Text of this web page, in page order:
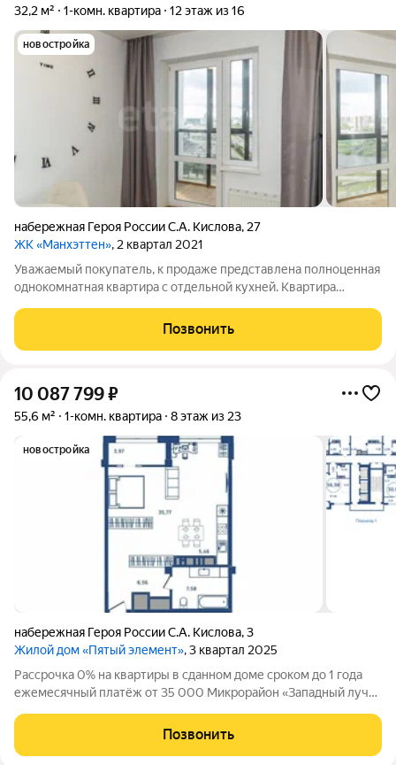
32,2 м² 1-комн. квартира 12 этаж из 16
новостройка
набережная Героя России С.А. Кислова, 27
ЖК «Манхэттен», 2 квартал 2021
Уважаемый покупатель, к продаже представлена полноценная
однокомнатная квартира с отдельной кухней. Квартира
высокого 12 этажа открывается роскошный вид на реку Миасс,
на красивую облагороженную
Позвонить
10 087 799₽
55,6 м² 1-комн. квартира 8 этаж из 23
новостройка
набережная Героя России С.А. Кислова,3
Жилой дом «Пятый элемент», 3 квартал 2025
Рассрочка 0% на квартиры в сданном доме сроком до 1 года
ежемесячный платёж от 35 000 Микрорайон «Западный луч»
пересечении улиц Труда и Энгельса. Монолитно-каркасные
высотные дома формируют
Позвонить